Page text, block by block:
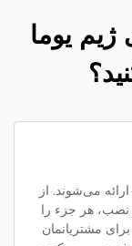
یوما
می‌شوند. از
هر جزء را
مشتریانمان